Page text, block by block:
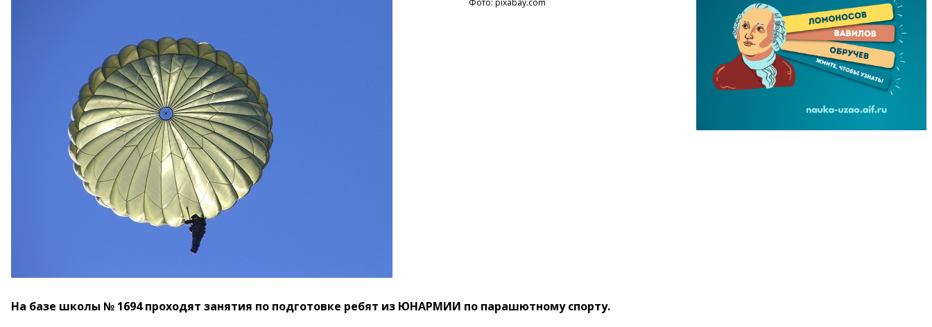
Фото: pixabay.com
На базе школы № 1694 проходят занятия по подготовке ребят из ЮНАРМИИ по парашютному спорту.